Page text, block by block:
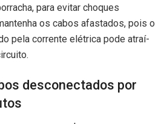
para evitar choques
os cabos afastados, pois o
pela corrente elétrica pode atraí-
desconectados por